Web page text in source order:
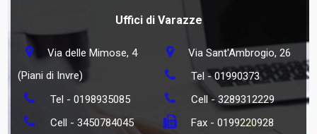
Uffici di Varazze
Via delle Mimose, 4
(Piani di Invre)
Via Sant'Ambrogio, 26
Tel -01990373
Tel -0198935085 Cell -3289312229
Cell -3450784045
Fax - 0199220928